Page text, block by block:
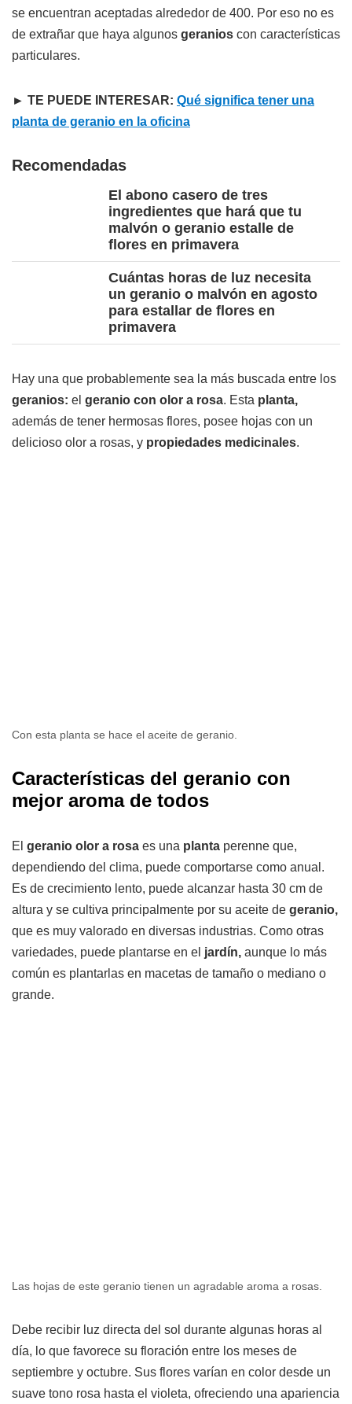
se encuentran aceptadas alrededor de 400. Por eso no es
de extrañar que haya algunos geranios con características
particulares.
► TE PUEDE INTERESAR: Qué significa tener una
planta de geranio en la oficina
Recomendadas
El abono casero de tres
ingredientes que hará que tu
malvón o geranio estalle de
flores en primavera
Cuántas horas de luz necesita
un geranio o malvón en agosto
para estallar de flores en
primavera
Hay una que probablemente sea la más buscada entre los
geranios: el geranio con olor a rosa. Esta planta,
además de tener hermosas flores, posee hojas con un
delicioso olor a rosas, y propiedades medicinales.
Con esta planta se hace el aceite de geranio.
Características del geranio con
mejor aroma de todos
El geranio olor a rosa es una planta perenne que,
dependiendo del clima, puede comportarse como anual.
Es de crecimiento lento, puede alcanzar hasta 30 cm de
altura y se cultiva principalmente por su aceite de geranio,
que es muy valorado en diversas industrias. Como otras
variedades, puede plantarse en el jardín, aunque lo más
común es plantarlas en macetas de tamaño o mediano o
grande.
Las hojas de este geranio tienen un agradable aroma a rosas.
Debe recibir luz directa del sol durante algunas horas al
día, lo que favorece su floración entre los meses de
septiembre y octubre. Sus flores varían en color desde un
suave tono rosa hasta el violeta, ofreciendo una apariencia